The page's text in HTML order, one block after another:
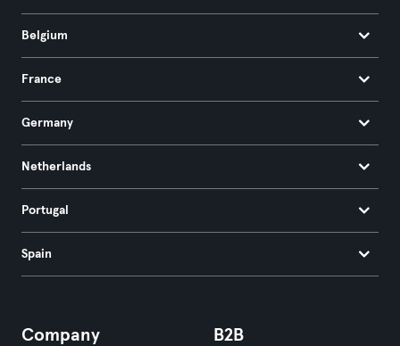
Belgium
France
Germany
Netherlands
Portugal
Spain
Company B2B